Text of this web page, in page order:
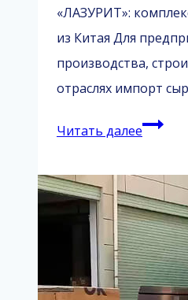
«ЛАЗУРИТ»:
из Китая Для
производства,
отраслях импорт
Читать далееИмпорт
из
Китая